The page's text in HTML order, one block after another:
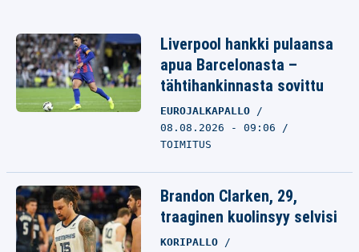
Liverpool hankki pulaansa
apua Barcelonasta –
tähtihankinnasta sovittu
EUROJALKAPALLO
08.08.2026 - 09:06
TOIMITUS
Brandon Clarken, 29,
traaginen kuolinsyy selvisi
KORIPALLO